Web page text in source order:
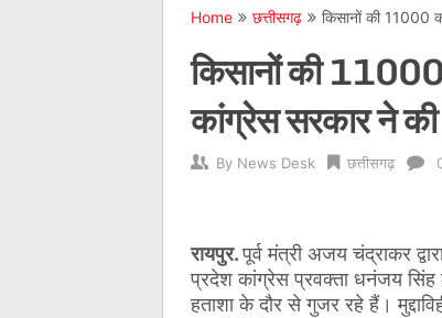
Home छत्तीसगढ़ किसानों की 11000
किसानों की
कांग्रेस सरकार ने की
By News Desk छत्तीसगढ़
रायपुर.पूर्व मंत्री अजय चंद्राकर
प्रदेश कांग्रेस प्रवक्ता धनंजय सिंह
हताशा के दौर से गुजर रहे हैं।